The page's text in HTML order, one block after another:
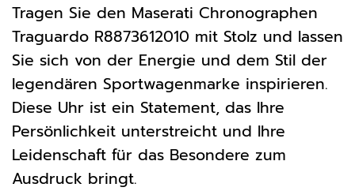
Tragen Sie den Maserati Chronographen
Traguardo R8873612010 mit Stolz und lassen
Sie sich von der Energie und dem Stil der
legendären Sportwagenmarke inspirieren.
Diese Uhr ist ein Statement, das Ihre
Persönlichkeit unterstreicht und Ihre
Leidenschaft für das Besondere zum
Ausdruck bringt.